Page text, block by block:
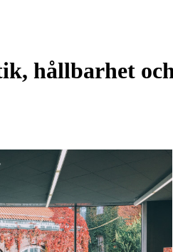
hållbarhet